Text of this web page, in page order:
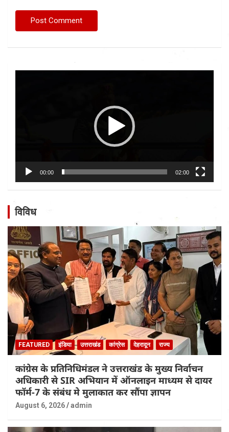
00:00 02:00
विविध
FEATURED इंडिया उत्तराखंड कांग्रेस देहरादून राज्य
कांग्रेस के प्रतिनिधिमंडल ने उत्तराखंड के मुख्य निर्वाचन
अधिकारी से SIR अभियान में ऑनलाइन माध्यम से दायर
फॉर्म-7 के संबंध मे मुलाकात कर सौंपा ज्ञापन
August 6, 2026 admin